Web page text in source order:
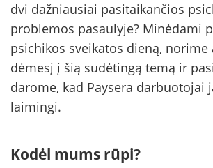
dvi dažniausiai pasitaikančios
problemos pasaulyje? Minėdami
psichikos sveikatos dieną, norime
dėmesį į šią sudėtingą temą ir
darome, kad Paysera darbuotojai
laimingi.
Kodėl mums rūpi?